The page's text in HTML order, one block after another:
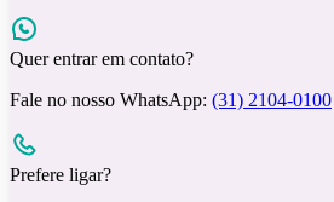
Quer entrar em contato?
Fale no nosso WhatsApp: (31) 2104-0100
Prefere ligar?